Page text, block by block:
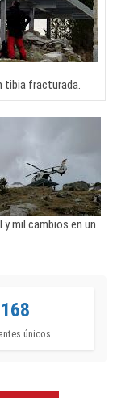
tibia fracturada.
y mil cambios en un
168
únicos